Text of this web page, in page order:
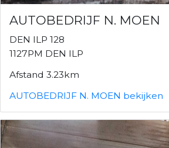
AUTOBEDRIJF N. MOEN
DEN ILP 128
1127PM DEN ILP
Afstand 3.23km
AUTOBEDRIJF N. MOEN bekijken